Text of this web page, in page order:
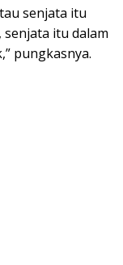
senjata itu
senjata itu dalam
pungkasnya.